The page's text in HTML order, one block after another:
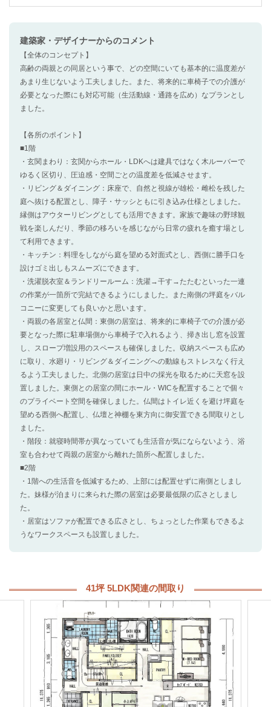
建築家・デザイナーからのコメント
【全体のコンセプト】
高齢の両親との同居という事で、どの空間にいても基本的に温度差が
あまり生じないよう工夫しました。また、将来的に車椅子での介護が
必要となった際にも対応可能（生活動線・通路を広め）なプランとし
ました。
【各所のポイント】
■1階
・玄関まわり：玄関からホール・LDKへは建具ではなく木ルーバーで
ゆるく区切り、圧迫感・空間ごとの温度差を低減させます。
・リビング＆ダイニング：床座で、自然と視線が雄松・雌松を残した
庭へ抜ける配置とし、障子・サッシともに引き込み仕様としました。
縁側はアウターリビングとしても活用できます。家族で趣味の野球観
戦を楽しんだり、季節の移ろいを感じながら日常の疲れを癒す場とし
て利用できます。
・キッチン：料理をしながら庭を望める対面式とし、西側に勝手口を
設けゴミ出しもスムーズにできます。
・洗濯脱衣室＆ランドリールーム：洗濯→干す→たたむといった一連
の作業が一箇所で完結できるようにしました。また南側の坪庭をバル
コニーに変更しても良いかと思います。
・両親の各居室と仏間：東側の居室は、将来的に車椅子での介護が必
要となった際に駐車場側から車椅子で入れるよう、掃き出し窓を設置
し、スロープ増設用のスペースも確保しました。収納スペースも広め
に取り、水廻り・リビング＆ダイニングへの動線もストレスなく行え
るよう工夫しました。北側の居室は日中の採光を取るために天窓を設
置しました。東側との居室の間にホール・WICを配置することで個々
のプライベート空間を確保しました。仏間はトイレ近くを避け坪庭を
望める西側へ配置し、仏壇と神棚を東方向に御安置できる間取りとし
ました。
・階段：就寝時間帯が異なっていても生活音が気にならないよう、浴
室も合わせて両親の居室から離れた箇所へ配置しました。
■2階
・1階への生活音を低減するため、上部には配置せずに南側としまし
た。妹様が泊まりに来られた際の居室は必要最低限の広さとしまし
た。
・居室はソファが配置できる広さとし、ちょっとした作業もできるよ
うなワークスペースも設置しました。
41坪 5LDK関連の間取り